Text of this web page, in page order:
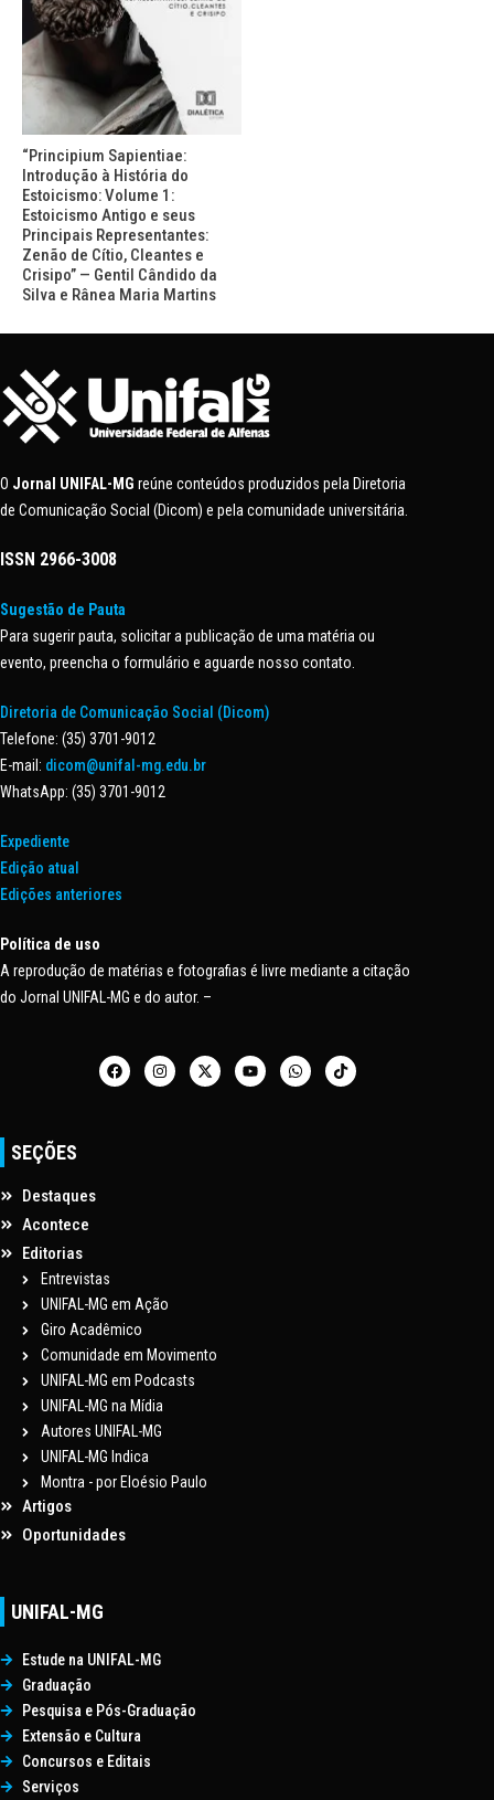
“Principium Sapientiae:
Introdução à História do
Estoicismo: Volume 1:
Estoicismo Antigo e seus
Principais Representantes:
Zenão de Cítio, Cleantes e
Crisipo” — Gentil Cândido da
Silva e Rânea Maria Martins
O Jornal UNIFAL-MG reúne conteúdos produzidos pela Diretoria
de Comunicação Social (Dicom) e pela comunidade universitária.
ISSN 2966-3008
Sugestão de Pauta
Para sugerir pauta, solicitar a publicação de uma matéria ou
evento, preencha o formulário e aguarde nosso contato.
Diretoria de Comunicação Social (Dicom)
Telefone: (35) 3701-9012
E-mail: dicom@unifal-mg.edu.br
WhatsApp: (35) 3701-9012
Expediente
Edição atual
Edições anteriores
Política de uso
A reprodução de matérias e fotografias é livre mediante a citação
do Jornal UNIFAL-MG e do autor. –
SEÇÕES
Destaques
Acontece
Editorias
Entrevistas
UNIFAL-MG em Ação
Giro Acadêmico
Comunidade em Movimento
UNIFAL-MG em Podcasts
UNIFAL-MG na Mídia
Autores UNIFAL-MG
UNIFAL-MG Indica
Montra - por Eloésio Paulo
Artigos
Oportunidades
UNIFAL-MG
Estude na UNIFAL-MG
Graduação
Pesquisa e Pós-Graduação
Extensão e Cultura
Concursos e Editais
Serviços